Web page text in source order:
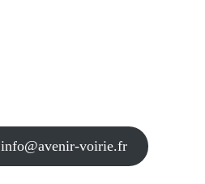
info@avenir-voirie.fr